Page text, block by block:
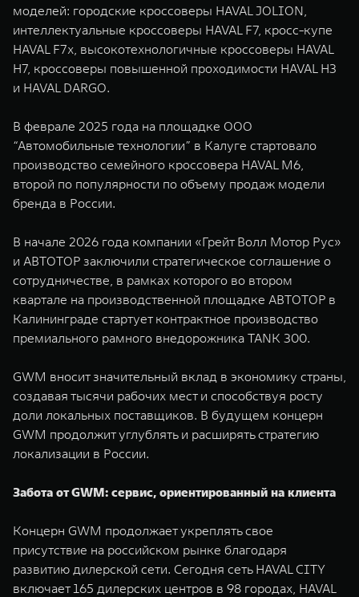
моделей: городские кроссоверы HAVAL JOLION,
интеллектуальные кроссоверы HAVAL F7, кросс-купе
HAVAL F7x, высокотехнологичные кроссоверы HAVAL
H7, кроссоверы повышенной проходимости HAVAL H3
и HAVAL DARGO.
В феврале 2025 года на площадке ООО
“Автомобильные технологии” в Калуге стартовало
производство семейного кроссовера HAVAL M6,
второй по популярности по объему продаж модели
бренда в России.
В начале 2026 года компании «Грейт Волл Мотор Рус»
и АВТОТОР заключили стратегическое соглашение о
сотрудничестве, в рамках которого во втором
квартале на производственной площадке АВТОТОР в
Калининграде стартует контрактное производство
премиального рамного внедорожника TANK 300.
GWM вносит значительный вклад в экономику страны,
создавая тысячи рабочих мест и способствуя росту
доли локальных поставщиков. В будущем концерн
GWM продолжит углублять и расширять стратегию
локализации в России.
Забота от GWM: сервис, ориентированный на клиента
Концерн GWM продолжает укреплять свое
присутствие на российском рынке благодаря
развитию дилерской сети. Сегодня сеть HAVAL CITY
включает 165 дилерских центров в 98 городах, HAVAL